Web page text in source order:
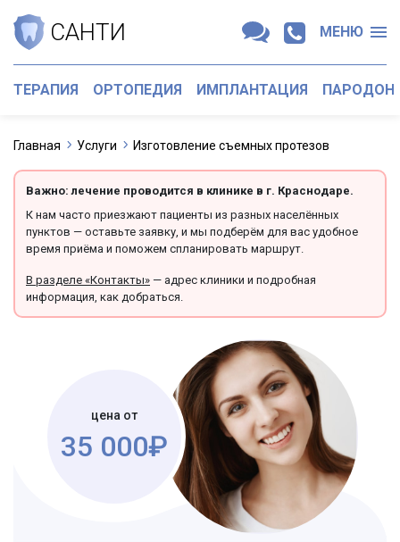
САНТИ МЕНЮ
ТЕРАПИЯ ОРТОПЕДИЯ ИМПЛАНТАЦИЯ
Главная Услуги Изготовление съемных протезов
Важно: лечение проводится в клинике в г. Краснодаре.
К нам часто приезжают пациенты из разных населённых
пунктов — оставьте заявку, и мы подберём для вас удобное
время приёма и поможем спланировать маршрут.
В разделе «Контакты» — адрес клиники и подробная
информация, как добраться.
цена от
35 000₽